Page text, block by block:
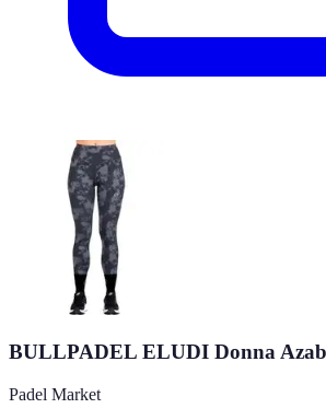
BULLPADEL ELUDI Donna
Padel Market